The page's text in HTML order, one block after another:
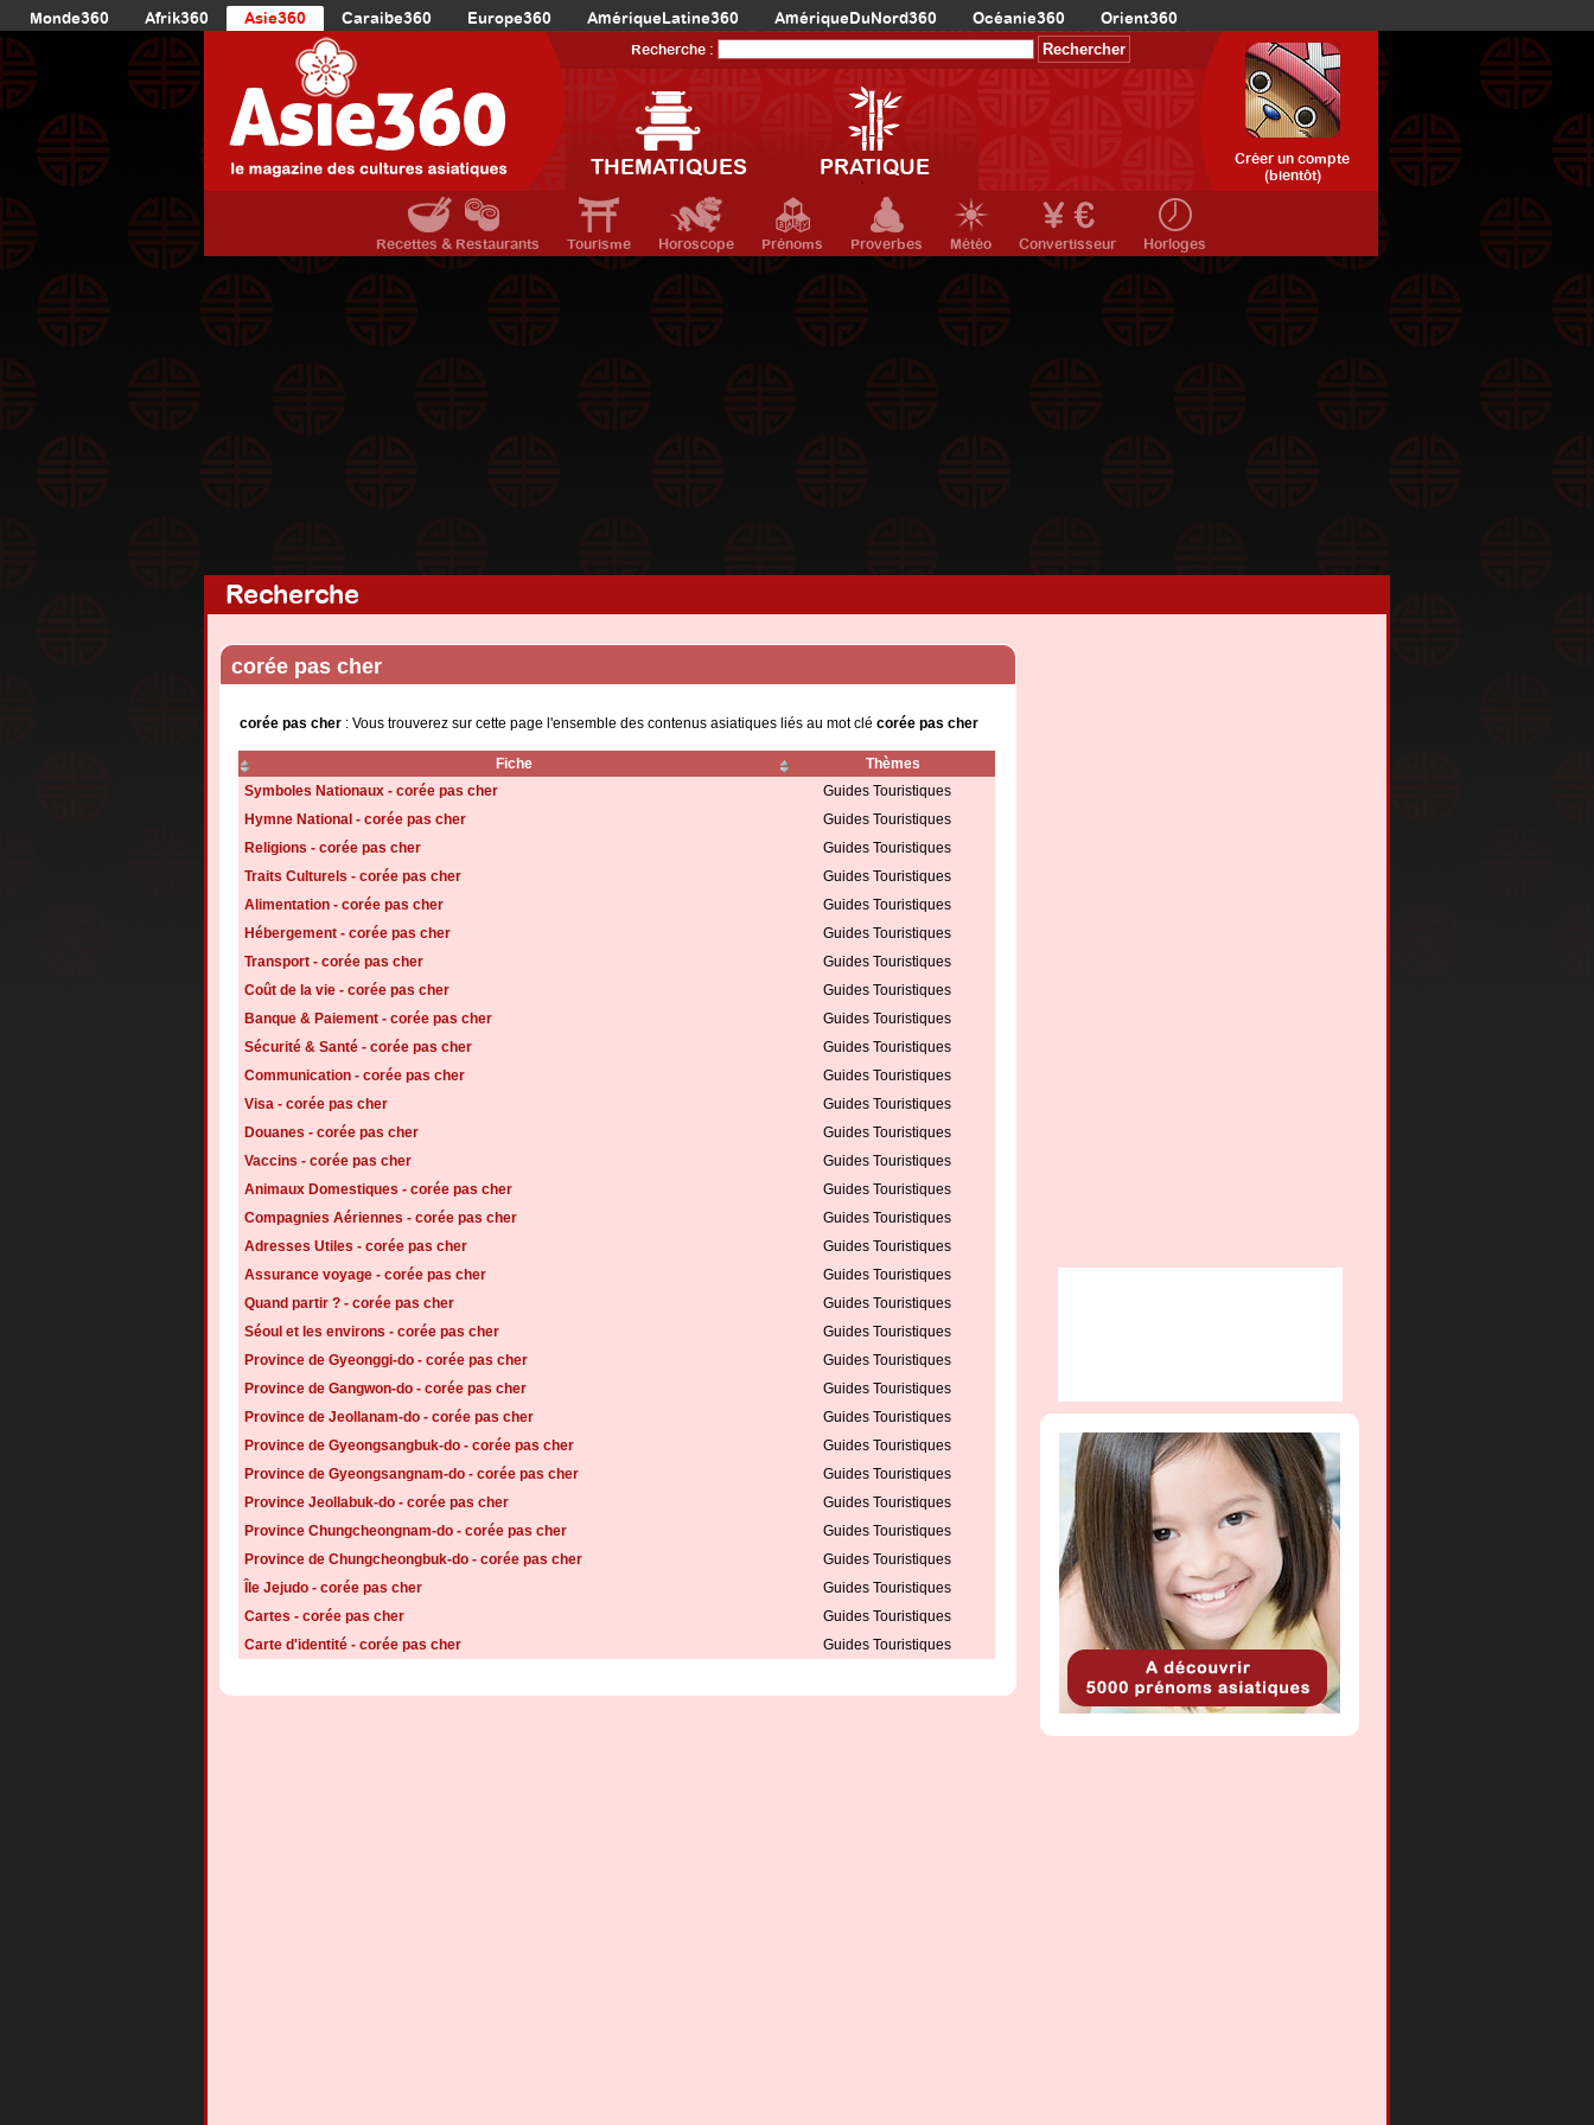
Monde360 Afrik360 Asie360 Caraibe360 Europe360 AmériqueLatine360 AmériqueDuNord360 Océanie360 Orient360
Recherche :
THEMATIQUES PRATIQUE
Créer un compte
(bientôt)
Recettes & Restaurants Tourisme Horoscope Prénoms Proverbes Météo Convertisseur Horloges
Recherche
corée pas cher
corée pas cher : Vous trouverez sur cette page l'ensemble des contenus asiatiques liés au mot clé corée pas cher
Fiche
Thèmes
Symboles Nationaux - corée pas cher
Guides Touristiques
Hymne National - corée pas cher
Guides Touristiques
Religions - corée pas cher
Guides Touristiques
Traits Culturels - corée pas cher
Guides Touristiques
Alimentation - corée pas cher
Guides Touristiques
Hébergement - corée pas cher
Guides Touristiques
Transport - corée pas cher
Guides Touristiques
Coût de la vie - corée pas cher
Guides Touristiques
Banque & Paiement - corée pas cher
Guides Touristiques
Sécurité & Santé - corée pas cher
Guides Touristiques
Communication - corée pas cher
Guides Touristiques
Visa - corée pas cher
Guides Touristiques
Douanes - corée pas cher
Guides Touristiques
Vaccins - corée pas cher
Guides Touristiques
Animaux Domestiques - corée pas cher
Guides Touristiques
Compagnies Aériennes - corée pas cher
Guides Touristiques
Adresses Utiles - corée pas cher
Guides Touristiques
Assurance voyage - corée pas cher
Guides Touristiques
Quand partir ? - corée pas cher
Guides Touristiques
Séoul et les environs - corée pas cher
Guides Touristiques
Province de Gyeonggi-do - corée pas cher
Guides Touristiques
Province de Gangwon-do - corée pas cher
Guides Touristiques
Province de Jeollanam-do - corée pas cher
Guides Touristiques
Province de Gyeongsangbuk-do - corée pas cher
Guides Touristiques
Province de Gyeongsangnam-do - corée pas cher
Guides Touristiques
Province Jeollabuk-do - corée pas cher
Guides Touristiques
Province Chungcheongnam-do - corée pas cher
Guides Touristiques
Province de Chungcheongbuk-do - corée pas cher
Guides Touristiques
Île Jejudo - corée pas cher
Guides Touristiques
Cartes - corée pas cher
Guides Touristiques
Carte d'identité - corée pas cher
Guides Touristiques